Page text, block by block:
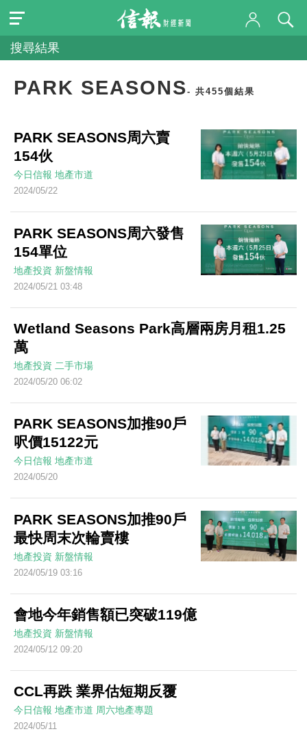
搜尋結果
PARK SEASONS- 共455個結果
PARK SEASONS周六賣
154伙
今日信報 地產市道
2024/05/22
PARK SEASONS周六發售
154單位
地產投資 新盤情報
2024/05/21 03:48
Wetland Seasons Park高層兩房月租1.25
萬
地產投資 二手市場
2024/05/20 06:02
PARK SEASONS加推90戶
呎價15122元
今日信報 地產市道
2024/05/20
PARK SEASONS加推90戶
最快周末次輪賣樓
地產投資 新盤情報
2024/05/19 03:16
會地今年銷售額已突破119億
地產投資 新盤情報
2024/05/12 09:20
CCL再跌 業界估短期反覆
今日信報 地產市道 周六地產專題
2024/05/11